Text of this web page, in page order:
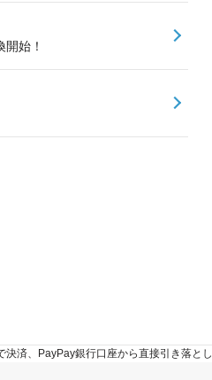
始！
済、PayPay銀行口座から直接引き落とし